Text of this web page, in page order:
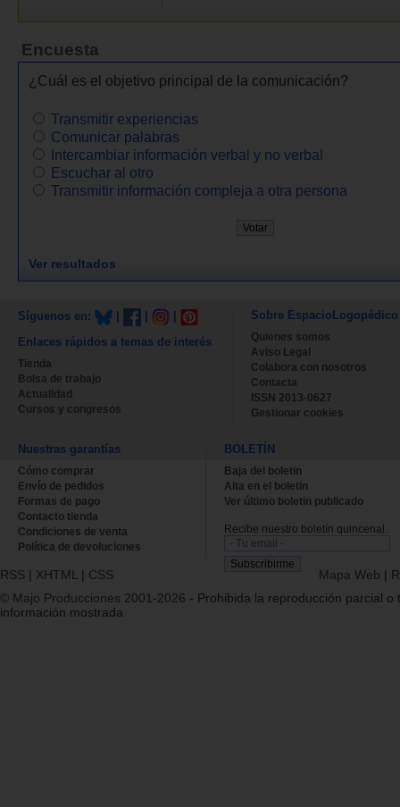
Encuesta
¿Cuál es el objetivo principal de la comunicación?
Transmitir experiencias
Comunicar palabras
Intercambiar información verbal y no verbal
Escuchar al otro
Transmitir información compleja a otra persona
Ver resultados
Síguenos en:
Enlaces rápidos a temas de interés
Tienda
Bolsa de trabajo
Actualidad
Cursos y congresos
Sobre EspacioLogopédico
Quienes somos
Aviso Legal
Colabora con nosotros
Contacta
ISSN 2013-0627
Gestionar cookies
Nuestras garantías
Cómo comprar
Envío de pedidos
Formas de pago
Contacto tienda
Condiciones de venta
Política de devoluciones
BOLETÍN
Baja del boletin
Alta en el boletin
Ver último boletin publicado
Recibe nuestro boletín quincenal.
RSS | XHTML | CSS Mapa Web |
© Majo Producciones 2001-2026 - Prohibida la reproducción parcial o
información mostrada